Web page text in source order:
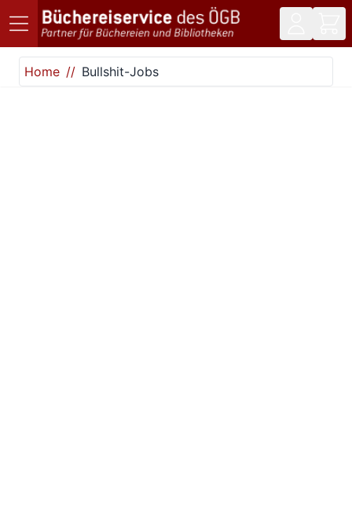
Direkt zum Inhalt
Home
Bullshit-Jobs